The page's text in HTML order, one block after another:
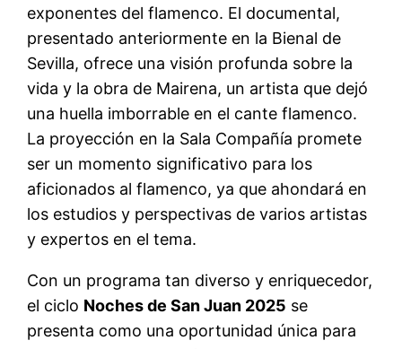
exponentes del flamenco. El documental,
presentado anteriormente en la Bienal de
Sevilla, ofrece una visión profunda sobre la
vida y la obra de Mairena, un artista que dejó
una huella imborrable en el cante flamenco.
La proyección en la Sala Compañía promete
ser un momento significativo para los
aficionados al flamenco, ya que ahondará en
los estudios y perspectivas de varios artistas
y expertos en el tema.
Con un programa tan diverso y enriquecedor,
el ciclo Noches de San Juan 2025 se
presenta como una oportunidad única para